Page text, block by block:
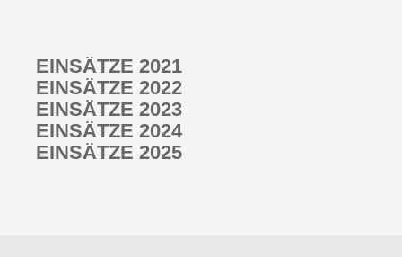
EINSÄTZE 2021
EINSÄTZE 2022
EINSÄTZE 2023
EINSÄTZE 2024
EINSÄTZE 2025